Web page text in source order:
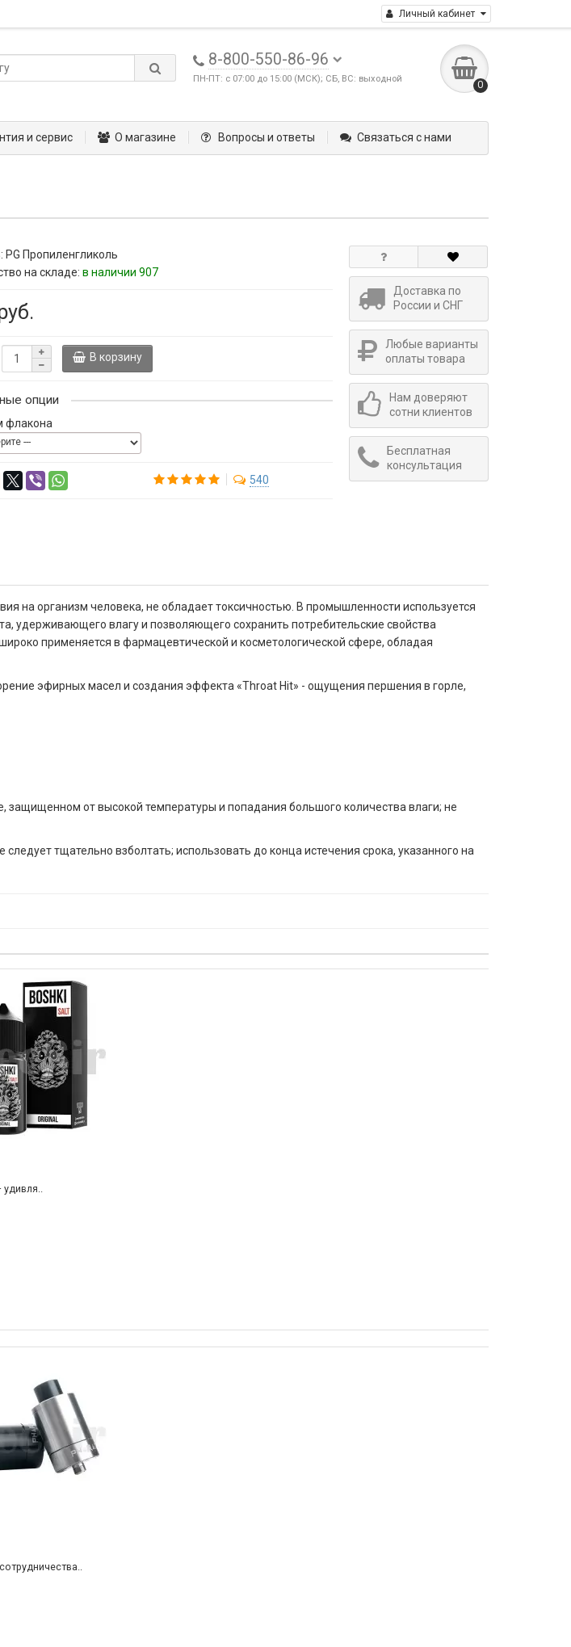
Личный кабинет
8-800-550-86-96
ПН-ПТ: с 07:00 до 15:00 (МСК); СБ, ВС: выходной 0
и сервис О магазине Вопросы и ответы Связаться с нами
PG Пропиленгликоль
на складе:в наличии 907
В корзину
опции
флакона
540
Доставка по
России и СНГ
Любые варианты
оплаты товара
Нам доверяют
сотни клиентов
Бесплатная
консультация
на организм человека, не обладает токсичностью. В промышленности используется
удерживающего влагу и позволяющего сохранить потребительские свойства
применяется в фармацевтической и косметологической сфере, обладая
эфирных масел и создания эффекта «Throat Hit» - ощущения першения в горле,
защищенном от высокой температуры и попадания большого количества влаги; не
тщательно взболтать; использовать до конца истечения срока, указанного на